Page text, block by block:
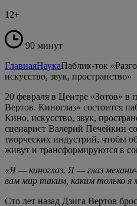
12+
90 минут
ГлавнаяНаукаПаблик-ток
искусство, звук, пространство»
20 февраля в Центре «Зотов» в
Вертов. Киноглаз» состоится
Кино, искусство, звук,
сценарист Валерий Печейкин
творческих индустрий, чтобы
живут и трансформируются в
«Я — киноглаз. Я — глаз
вам мир таким, каким только я
Сто лет назад Дзига Вертов